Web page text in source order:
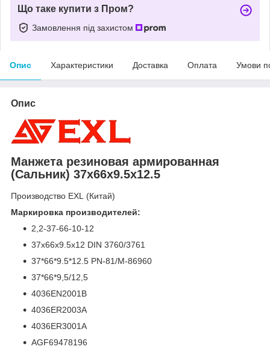
Що таке купити з Пром?
Замовлення під захистом
Опис Характеристики Доставка Оплата Умови
Опис
Манжета резиновая армированная
(Сальник) 37x66x9.5x12.5
Производство EXL (Китай)
Маркировка производителей:
2,2-37-66-10-12
37х66х9.5х12 DIN 3760/3761
37*66*9.5*12.5 PN-81/М-86960
37*66*9,5/12,5
4036EN2001B
4036ER2003A
4036ER3001A
AGF69478196